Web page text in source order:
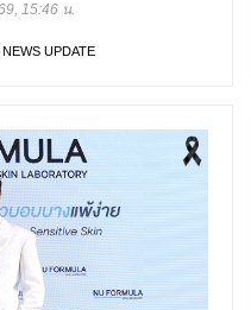
15:46 น.
UPDATE